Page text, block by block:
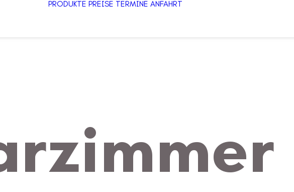
PRODUKTE PREISE TERMINE ANFAHRT